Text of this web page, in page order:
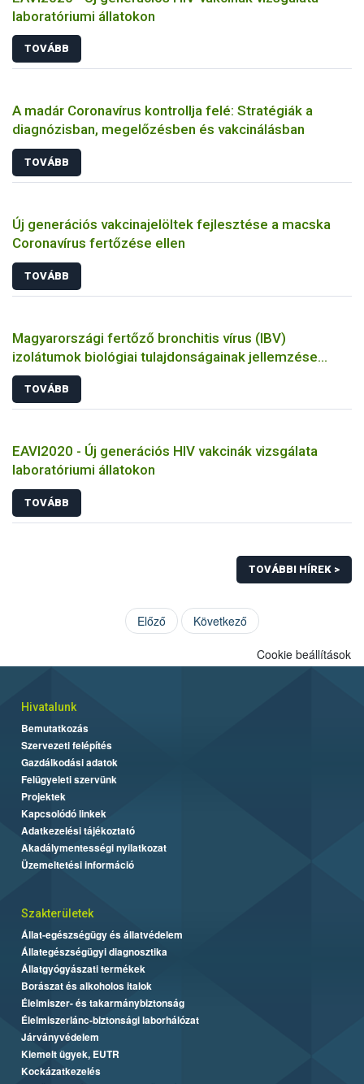
laboratóriumi állatokon
TOVÁBB
A madár Coronavírus kontrollja felé: Stratégiák a
diagnózisban, megelőzésben és vakcinálásban
TOVÁBB
Új generációs vakcinajelöltek fejlesztése a macska
Coronavírus fertőzése ellen
TOVÁBB
Magyarországi fertőző bronchitis vírus (IBV)
izolátumok biológiai tulajdonságainak jellemzése
állatkísérletes és molekuláris biológiai eszközökkel
TOVÁBB
EAVI2020 - Új generációs HIV vakcinák vizsgálata
laboratóriumi állatokon
TOVÁBB
TOVÁBBI HÍREK >
Előző Következő
Cookie beállítások
Hivatalunk
Bemutatkozás
Szervezeti felépítés
Gazdálkodási adatok
Felügyeleti szervünk
Projektek
Kapcsolódó linkek
Adatkezelési tájékoztató
Akadálymentességi nyilatkozat
Üzemeltetési információ
Szakterületek
Állat-egészségügy és állatvédelem
Állategészségügyi diagnosztika
Állatgyógyászati termékek
Borászat és alkoholos italok
Élelmiszer- és takarmánybiztonság
Élelmiszerlánc-biztonsági laborhálózat
Járványvédelem
Kiemelt ügyek, EUTR
Kockázatkezelés